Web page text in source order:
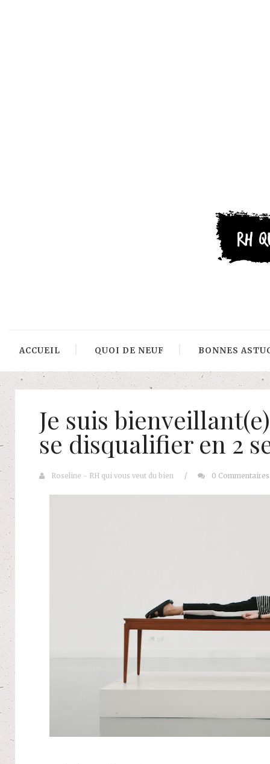
ACCUEIL QUOI DE NEUF BONNES
Je suis
se disqualifier en 2
Roseline - RH qui vous veut du bien / 0 Commentaires